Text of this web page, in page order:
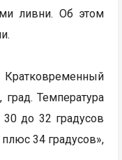
ливни. Об этом
Температура
до 32 градусов
34 градусов»,